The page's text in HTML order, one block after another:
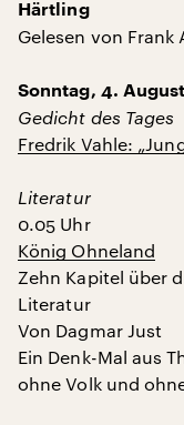
Härtling
Gelesen von Frank
Sonntag, 4. August
Gedicht des Tages
Fredrik Vahle:
Literatur
0.05 Uhr
König Ohneland
Zehn Kapitel über
Literatur
Von Dagmar Just
Ein Denk-Mal aus
ohne Volk und